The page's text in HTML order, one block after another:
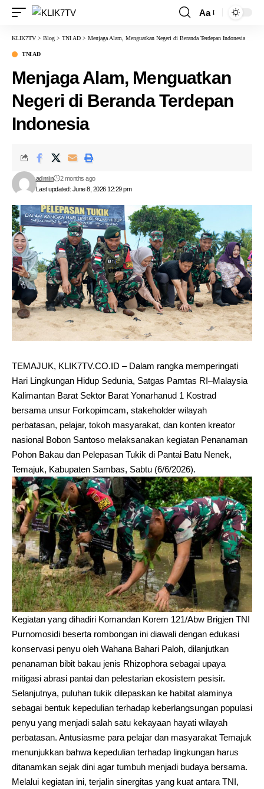
Aa
KLIK7TV > Blog > TNI AD > Menjaga Alam, Menguatkan Negeri di Beranda Terdepan Indonesia
TNI AD
Menjaga Alam, Menguatkan
Negeri di Beranda Terdepan
Indonesia
Last updated: June 8, 2026 12:29 pm
admin 2 months ago
TEMAJUK, KLIK7TV.CO.ID – Dalam rangka memperingati
Hari Lingkungan Hidup Sedunia, Satgas Pamtas RI–Malaysia
Kalimantan Barat Sektor Barat Yonarhanud 1 Kostrad
bersama unsur Forkopimcam, stakeholder wilayah
perbatasan, pelajar, tokoh masyarakat, dan konten kreator
nasional Bobon Santoso melaksanakan kegiatan Penanaman
Pohon Bakau dan Pelepasan Tukik di Pantai Batu Nenek,
Temajuk, Kabupaten Sambas, Sabtu (6/6/2026).
Kegiatan yang dihadiri Komandan Korem 121/Abw Brigjen TNI
Purnomosidi beserta rombongan ini diawali dengan edukasi
konservasi penyu oleh Wahana Bahari Paloh, dilanjutkan
penanaman bibit bakau jenis Rhizophora sebagai upaya
mitigasi abrasi pantai dan pelestarian ekosistem pesisir.
Selanjutnya, puluhan tukik dilepaskan ke habitat alaminya
sebagai bentuk kepedulian terhadap keberlangsungan populasi
penyu yang menjadi salah satu kekayaan hayati wilayah
perbatasan. Antusiasme para pelajar dan masyarakat Temajuk
menunjukkan bahwa kepedulian terhadap lingkungan harus
ditanamkan sejak dini agar tumbuh menjadi budaya bersama.
Melalui kegiatan ini, terjalin sinergitas yang kuat antara TNI,